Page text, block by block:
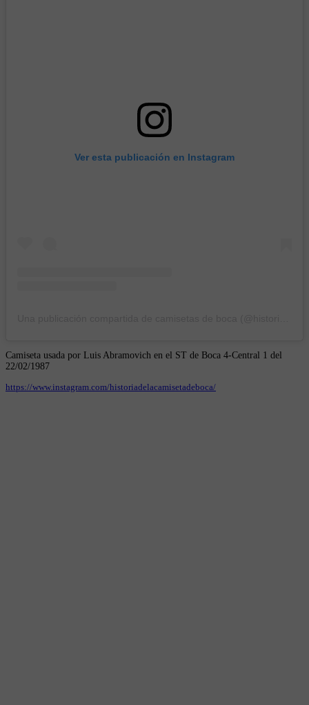
Ver esta publicación en Instagram
Camiseta usada por Luis Abramovich en el ST de Boca 4-Central 1 del
22/02/1987
https://www.instagram.com/historiadelacamisetadeboca/